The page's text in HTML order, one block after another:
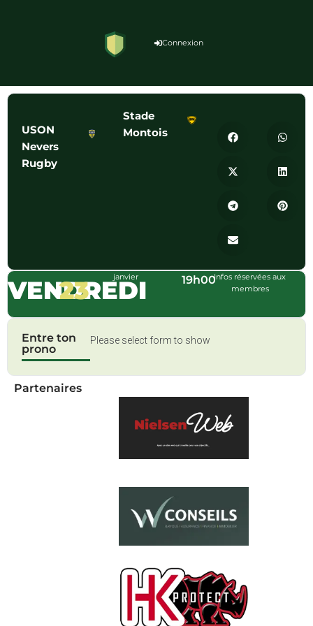
Connexion
USON
Nevers
Rugby
Stade
Montois
VENDREDI
23 janvier 19h00Infos réservées aux
membres
Entre ton
prono
Please select form to show
Partenaires